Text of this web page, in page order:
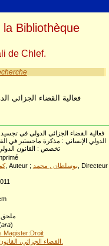
فعالية القضاء الجزائي
فعالية القضاء الجزائي الدولي في تجسيد
الدولي الإنساني : مذكرة ماجستير في
تخصص : القانون
, Auteur ; بوسلطان , محمد , Directeur
ملحق
ara)
Magister:Droit
Bibliothèque
de Chlef.